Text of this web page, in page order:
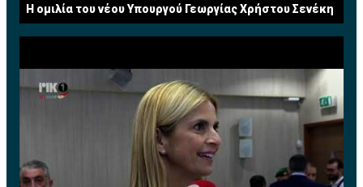
Η ομιλία του νέου Υπουργού Γεωργίας Χρήστου Σενέκη